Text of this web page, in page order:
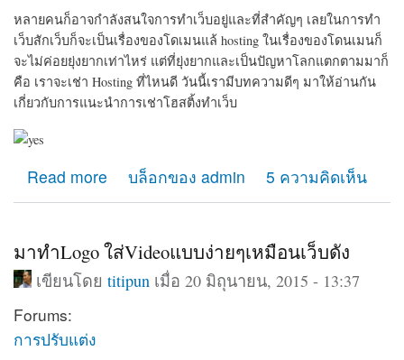
หลายคนก็อาจกำลังสนใจการทำเว็บอยู่และที่สำคัญๆ เลยในการทำ
เว็บสักเว็บก็จะเป็นเรื่องของโดเมนแล้ hosting ในเรื่องของโดนเมนก็
จะไม่ค่อยยุ่งยากเท่าไหร่ แต่ที่ยุ่งยากและเป็นปัญหาโลกแตกตามมาก็
คือ เราจะเช่า Hosting ที่ไหนดี วันนี้เรามีบทความดีๆ มาให้อ่านกัน
เกี่ยวกับการแนะนำการเช่าโฮสติ้งทำเว็บ
Read more
about เช่า hosting ที่ไหนดี แนะนำการเช่าโฮสติ้งทำเว็บ
บล็อกของ admin 5 ความคิดเห็น
มาทำLogo ใส่Videoแบบง่ายๆเหมือนเว็บดัง
เขียนโดย titipun เมื่อ 20 มิถุนายน, 2015 - 13:37
Forums:
การปรับแต่ง